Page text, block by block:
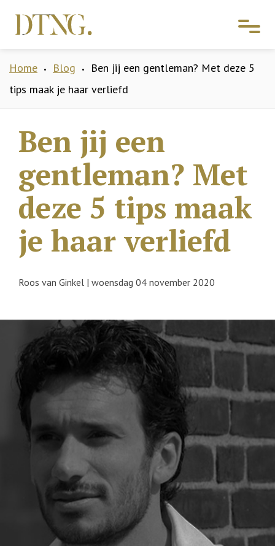
Home • Blog •
Ben jij een gentleman? Met deze 5
tips maak je haar verliefd
Ben jij een
gentleman? Met
deze 5 tips maak
je haar verliefd
Roos van Ginkel | woensdag 04 november 2020